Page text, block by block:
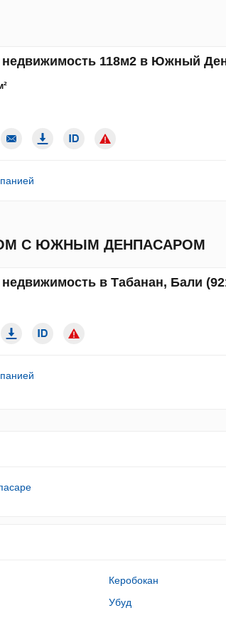
118м2 в Южный
С ЮЖНЫМ ДЕНПАСАРОМ
в Табанан, Бали
Керобокан
Убуд